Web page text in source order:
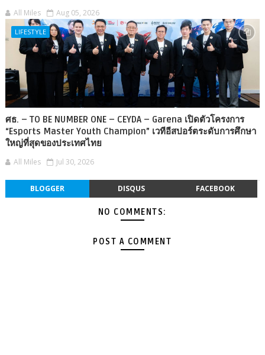
All Miles Aug 05, 2026
LIFESTYLE
ศธ. – TO BE NUMBER ONE – CEYDA – Garena เปิดตัวโครงการ
“Esports Master Youth Champion” เวทีอีสปอร์ตระดับการศึกษา
ใหญ่ที่สุดของประเทศไทย
All Miles Jul 30, 2026
BLOGGER DISQUS FACEBOOK
NO COMMENTS:
POST A COMMENT